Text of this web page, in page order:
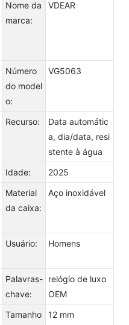
Nome da
marca:
VDEAR
Número
do model
o:
VG5063
Recurso:
Data automátic
a, dia/data, resi
stente à água
Idade:
2025
Material
da caixa:
Aço inoxidável
Usuário: Homens
Palavras-
chave:
relógio de luxo
OEM
Tamanho
12 mm